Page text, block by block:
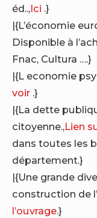
éd..,Ici .}
|{L’économie
Disponible à
Fnac, Cultura ….}
|{L economie
voir .}
|{La dette
citoyenne.,Lien
dans toutes les
département.}
|{Une grande
construction de
l’ouvrage.}